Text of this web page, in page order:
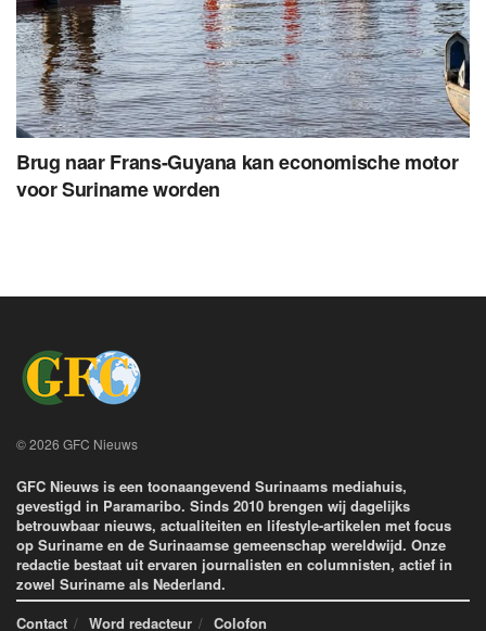
Brug naar Frans-Guyana kan economische motor
voor Suriname worden
© 2026 GFC Nieuws
GFC Nieuws is een toonaangevend Surinaams mediahuis,
gevestigd in Paramaribo. Sinds 2010 brengen wij dagelijks
betrouwbaar nieuws, actualiteiten en lifestyle-artikelen met focus
op Suriname en de Surinaamse gemeenschap wereldwijd. Onze
redactie bestaat uit ervaren journalisten en columnisten, actief in
zowel Suriname als Nederland.
Contact
Word redacteur Colofon